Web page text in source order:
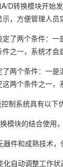
D转换模块开始
，方便管理人员
了两个条件：
之一，系统才会
两个条件：一
两个条件之一，
制系统具有以下
模块的结合使用
件和成熟技术，
自动调整工作状